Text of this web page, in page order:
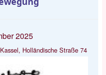
2025
Holländische Straße 74